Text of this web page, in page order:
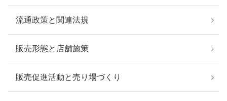
流通政策と関連法規
販売形態と店舗施策
販売促進活動と売り場づくり